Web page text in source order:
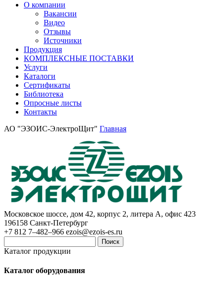
О компании
Вакансии
Видео
Отзывы
Источники
Продукция
КОМПЛЕКСНЫЕ ПОСТАВКИ
Услуги
Каталоги
Сертификаты
Библиотека
Опросные листы
Контакты
АО "ЭЗОИС-ЭлектроЩит" Главная
Московское шоссе, дом 42, корпус 2, литера А, офис 423
196158 Санкт-Петербург
+7 812 7–482–966 ezois@ezois-es.ru
Поиск
Каталог продукции
Каталог оборудования